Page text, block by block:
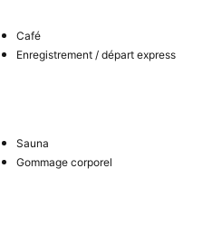
Café
Enregistrement / départ express
Sauna
Gommage corporel